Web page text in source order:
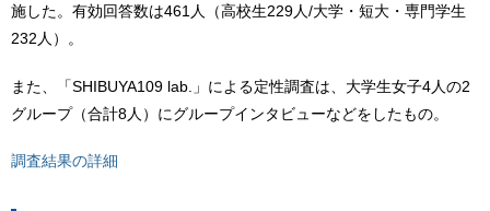
施した。有効回答数は461人（高校生229人/大学・短大・専門学生
232人）。
また、「SHIBUYA109 lab.」による定性調査は、大学生女子4人の2
グループ（合計8人）にグループインタビューなどをしたもの。
調査結果の詳細